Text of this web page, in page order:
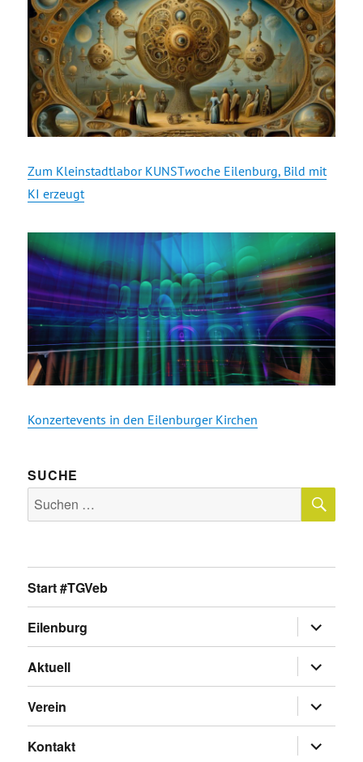
Zum Kleinstadtlabor KUNSTwoche Eilenburg, Bild mit
KI erzeugt
Konzertevents in den Eilenburger Kirchen
SUCHE
Suche
nach:
Start #TGVeb
Eilenburg
anzeigen
Aktuell
anzeigen
Verein
anzeigen
Kontakt
anzeigen